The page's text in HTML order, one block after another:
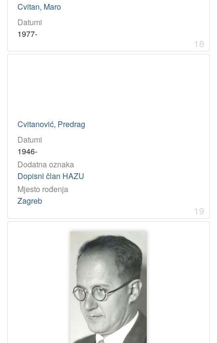
Cvitan, Maro
Datumi
1977-
18
Cvitanović, Predrag
Datumi
1946-
Dodatna oznaka
Dopisni član HAZU
Mjesto rođenja
Zagreb
19